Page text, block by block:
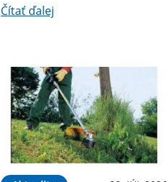
Čítať ďalej